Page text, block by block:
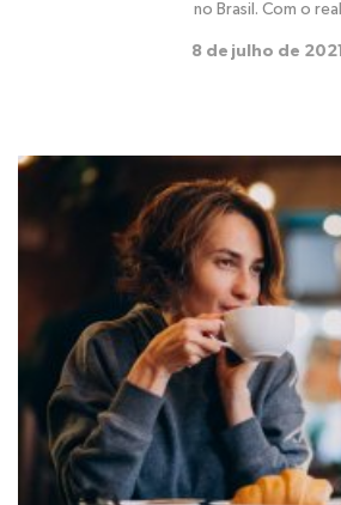
no Brasil. Com o real
8 de julho de 2021